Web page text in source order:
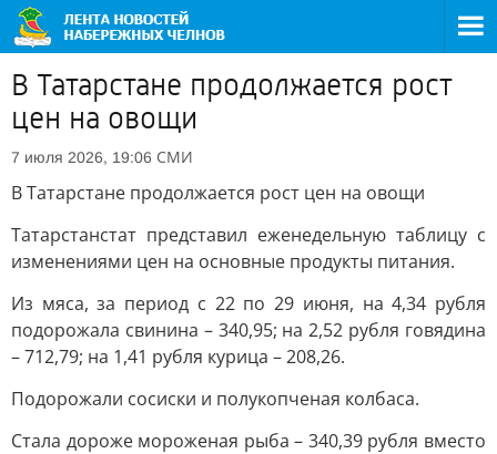
В Татарстане продолжается рост
цен на овощи
7 июля 2026, 19:06 СМИ
В Татарстане продолжается рост цен на овощи
Татарстанстат представил еженедельную таблицу с
изменениями цен на основные продукты питания.
Из мяса, за период с 22 по 29 июня, на 4,34 рубля
подорожала свинина – 340,95; на 2,52 рубля говядина
– 712,79; на 1,41 рубля курица – 208,26.
Подорожали сосиски и полукопченая колбаса.
Стала дороже мороженая рыба – 340,39 рубля вместо